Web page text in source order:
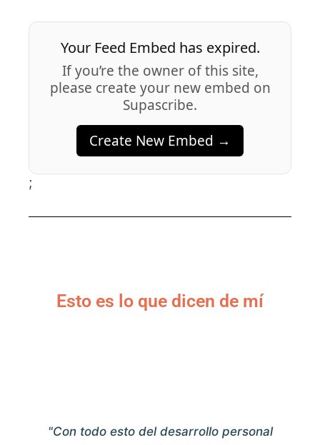
Your Feed Embed has expired.
If you’re the owner of this site,
please create your new embed on
Supascribe.
Create New Embed →
;
Esto es lo que dicen de mí
"Con todo esto del desarrollo personal